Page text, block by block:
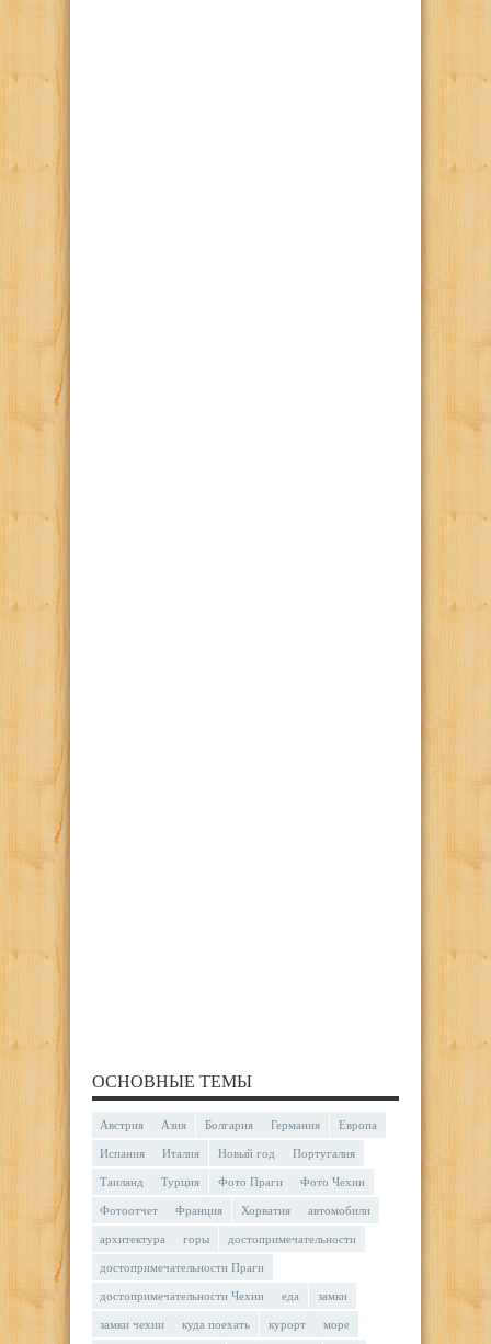
ОСНОВНЫЕ ТЕМЫ
Австрия Азия Болгария Германия Европа
Испания Италия Новый год Португалия
Таиланд Турция Фото Праги Фото Чехии
Фотоотчет Франция Хорватия автомобили
архитектура горы достопримечательности
достопримечательности Праги
достопримечательности Чехии еда замки
замки чехии куда поехать курорт море